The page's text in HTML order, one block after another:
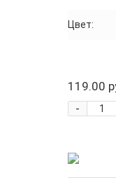
Цвет:
119.00
-